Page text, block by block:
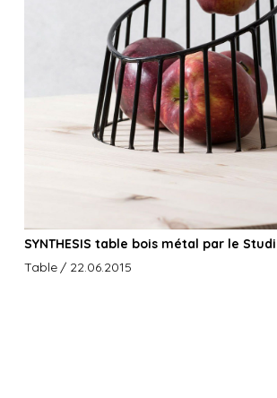
SYNTHESIS table bois métal par le
Table / 22.06.2015